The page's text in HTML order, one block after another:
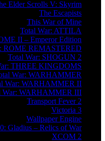
Elder Scrolls V: Skyrim
The Escapists
This War of Mine
Total War: ATTILA
II – Emperor Edition
ROME REMASTERED
Total War: SHOGUN 2
THREE KINGDOMS
War: WARHAMMER
War: WARHAMMER II
War: WARHAMMER III
Transport Fever 2
Victoria 3
Wallpaper Engine
Gladius – Relics of War
XCOM 2